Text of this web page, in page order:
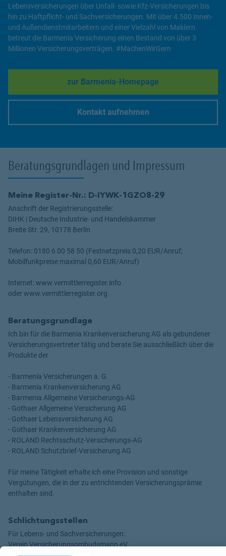
Lebensversicherungen über Unfall- sowie Kfz-Versicherungen bis
hin zu Haftpflicht- und Sachversicherungen. Mit über 4.500 Innen-
und Außendienstmitarbeitern und einer Vielzahl von Maklern
betreut die Barmenia Versicherung einen Bestand von über 3
Millionen Versicherungsverträgen. #MachenWirGern
zur Barmenia-Homepage
Link Opens in New Tab
Kontakt aufnehmen
Beratungsgrundlagen und Impressum
Meine Register-Nr.: D-IYWK-1GZO8-29
Anschrift der Registrierungsstelle:
DIHK | Deutsche Industrie- und Handelskammer
Breite Str. 29, 10178 Berlin
Telefon: 0180 6 00 58 50 (Festnetzpreis 0,20 EUR/Anruf;
Mobilfunkpreise maximal 0,60 EUR/Anruf)
Internet: www.vermittlerregister.info
oder www.vermittlerregister.org
Beratungsgrundlage
Ich bin für die Barmenia Krankenversicherung AG als gebundener
Versicherungsvertreter tätig und berate Sie ausschließlich über die
Produkte der
- Barmenia Versicherungen a. G.
- Barmenia Krankenversicherung AG
- Barmenia Allgemeine Versicherungs-AG
- Gothaer Allgemeine Versicherung AG
- Gothaer Lebensversicherung AG
- Gothaer Krankenversicherung AG
- ROLAND Rechtsschutz-Versicherungs-AG
- ROLAND Schutzbrief-Versicherung AG
Für meine Tätigkeit erhalte ich eine Provision und sonstige
Vergütungen, die in der zu entrichtenden Versicherungsprämie
enthalten sind.
Schlichtungsstellen
Für Lebens- und Sachversicherungen:
Verein Versicherungsombudsmann eV,